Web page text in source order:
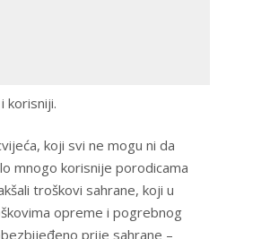
korisniji.
koji svi ne mogu ni da
mnogo korisnije porodicama
troškovi sahrane, koji u
opreme i pogrebnog
prije sahrane –